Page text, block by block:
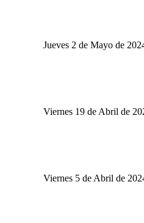
Jueves 2 de Mayo de
Viernes 19 de Abril de
Viernes 5 de Abril de